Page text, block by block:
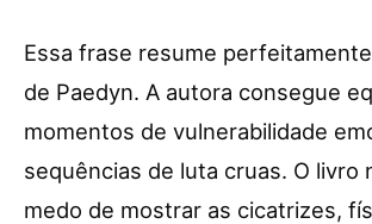
Essa frase resume
de Paedyn. A autora consegue
momentos de vulnerabilidade
sequências de luta cruas. O livro
medo de mostrar as cicatrizes,